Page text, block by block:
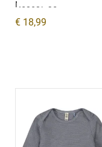
N58687-35
€ 18,99